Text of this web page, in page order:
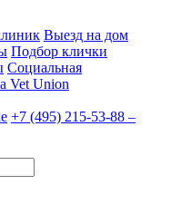
Выезд на дом
Подбор клички
Социальная
Vet Union
+7 (495) 215-53-88 –